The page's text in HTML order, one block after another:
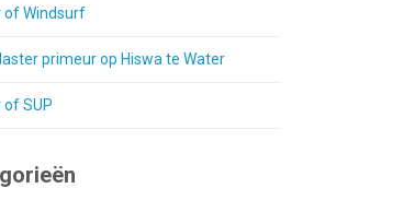
of Windsurf
primeur op Hiswa te Water
of SUP